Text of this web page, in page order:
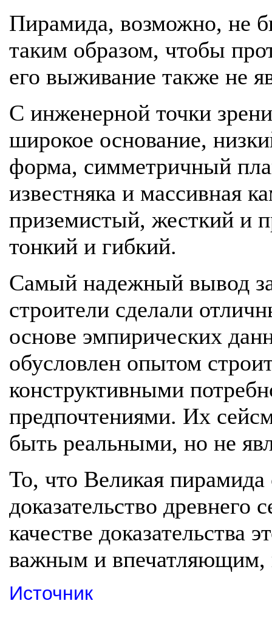
Пирамида, возможно, не
таким образом, чтобы
его выживание также не
С инженерной точки
широкое основание,
форма, симметричный
известняка и массивная
приземистый, жесткий и
тонкий и гибкий.
Самый надежный вывод
строители сделали
основе эмпирических
обусловлен опытом
конструктивными
предпочтениями. Их
быть реальными, но не
То, что Великая пирамида
доказательство древнего
качестве доказательства
важным и впечатляющим,
Источник